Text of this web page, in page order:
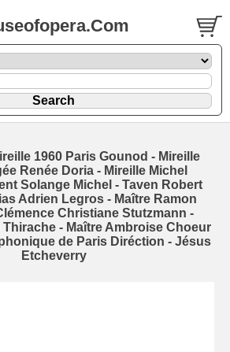
1960 Paris Gounod - Mireille
Renée Doria - Mireille Michel
Solange Michel - Taven Robert
Adrien Legros - Maître Ramon
Christiane Stutzmann -
- Maître Ambroise Choeur
de Paris Diréction - Jésus
Etcheverry